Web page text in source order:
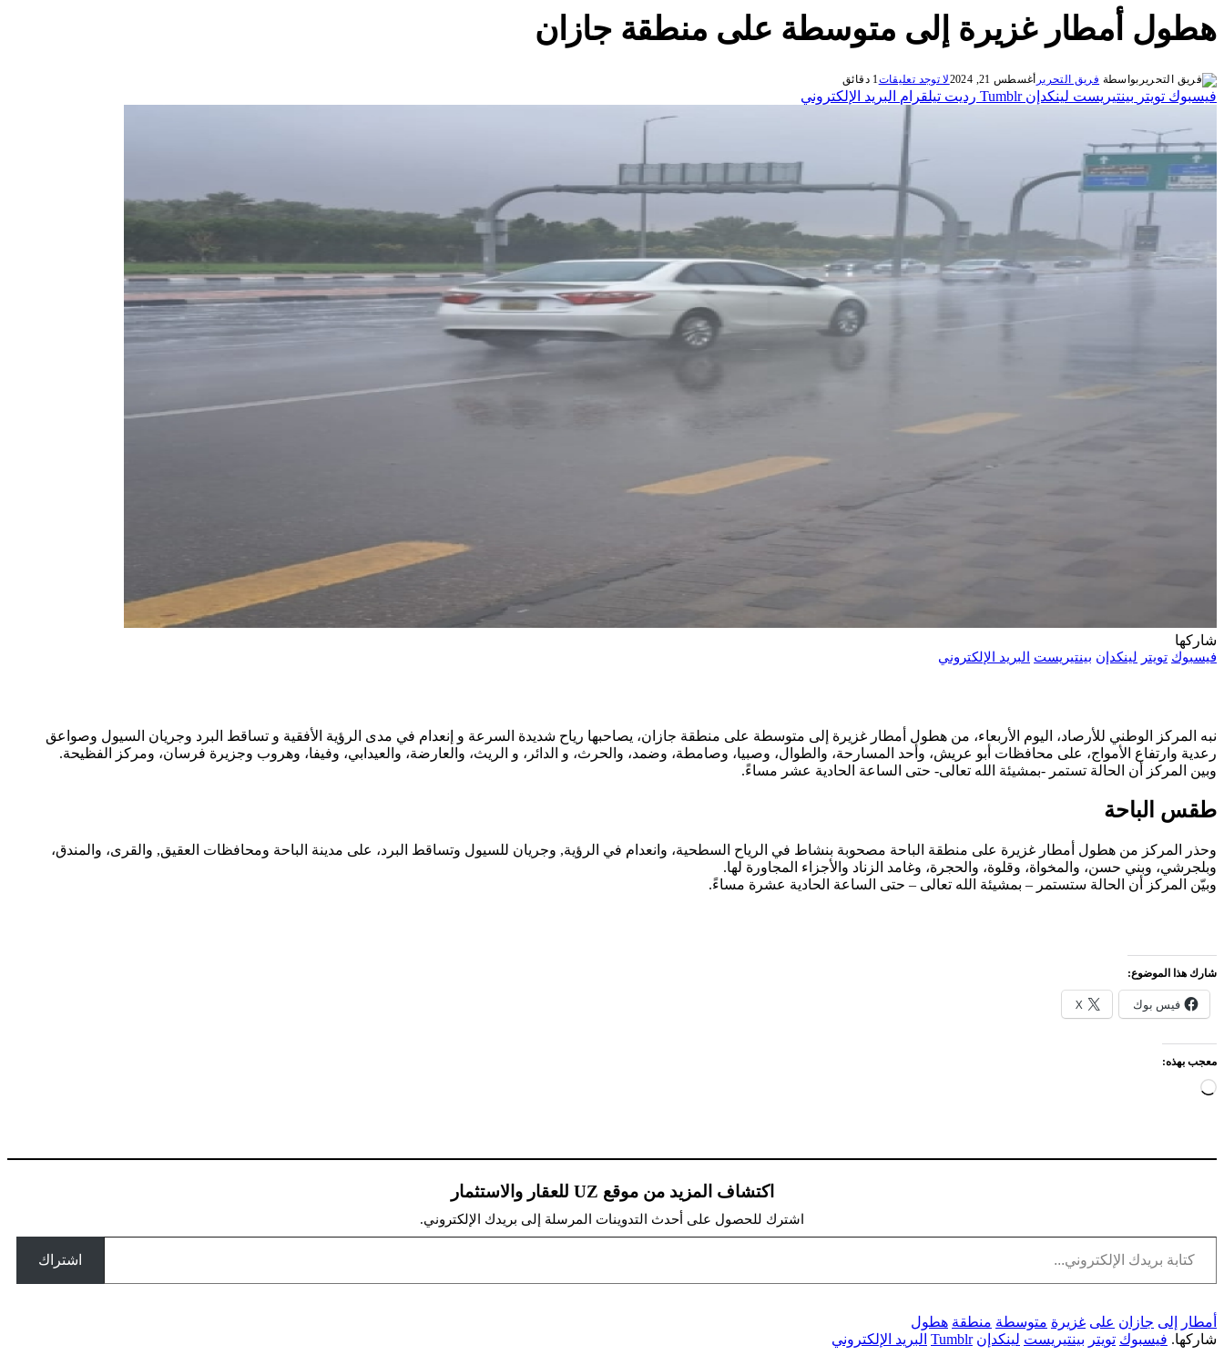
هطول أمطار غزيرة إلى متوسطة على منطقة جازان
بواسطة فريق التحرير أغسطس 21, 2024 لا توجد تعليقات1 دقائق
فيسبوك تويتر بينتيريست لينكدإن Tumblr رديت تيلقرام البريد الإلكتروني
شاركها
فيسبوك تويتر لينكدإن بينتيريست البريد الإلكتروني
نبه المركز الوطني للأرصاد، اليوم الأربعاء، من هطول أمطار غزيرة إلى متوسطة على منطقة جازان، يصاحبها رياح شديدة السرعة و إنعدام في مدى الرؤية الأفقية و تساقط البرد وجريان السيول وصواعق
رعدية وارتفاع الأمواج، على محافظات أبو عريش، وأحد المسارحة، والطوال، وصبيا، وصامطة، وضمد، والحرث، و الدائر، و الريث، والعارضة، والعيدابي، وفيفا، وهروب وجزيرة فرسان، ومركز الفظيحة.
وبين المركز أن الحالة تستمر -بمشيئة الله تعالى- حتى الساعة الحادية عشر مساءً.
طقس الباحة
وحذر المركز من هطول أمطار غزيرة على منطقة الباحة مصحوبة بنشاط في الرياح السطحية، وانعدام في الرؤية, وجريان للسيول وتساقط البرد، على مدينة الباحة ومحافظات العقيق, والقرى، والمندق،
وبلجرشي، وبني حسن، والمخواة، وقلوة، والحجرة، وغامد الزناد والأجزاء المجاورة لها.
وبيّن المركز أن الحالة ستستمر – بمشيئة الله تعالى – حتى الساعة الحادية عشرة مساءً.
شارك هذا الموضوع:
فيس بوك X
معجب بهذه:
جاري
اكتشاف المزيد من موقع UZ للعقار والاستثمار
اشترك للحصول على أحدث التدوينات المرسلة إلى بريدك الإلكتروني.
كتابة بريدك الإلكتروني...
اشتراك
أمطار إلى جازان على غزيرة متوسطة منطقة هطول
شاركها. فيسبوك تويتر بينتيريست لينكدإن Tumblr البريد الإلكتروني